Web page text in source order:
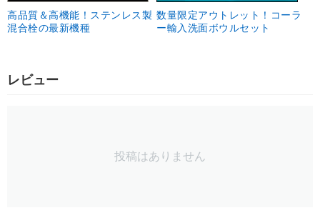
高品質＆高機能！ステンレス製
混合栓の最新機種
数量限定アウトレット！コーラ
ー輸入洗面ボウルセット
レビュー
投稿はありません